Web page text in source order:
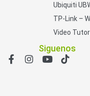
Ubiquiti
TP-Link –
Video
Siguenos